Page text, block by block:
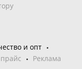
и опт
Реклама